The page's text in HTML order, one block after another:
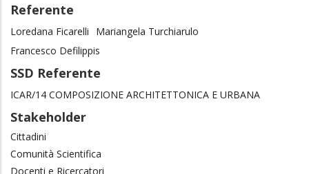
Referente
Loredana Ficarelli
Mariangela Turchiarulo
Francesco Defilippis
SSD Referente
ICAR/14 COMPOSIZIONE ARCHITETTONICA E URBANA
Stakeholder
Cittadini
Comunità Scientifica
Docenti e Ricercatori